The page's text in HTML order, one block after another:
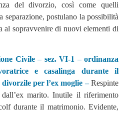
del divorzio, così come quelli
separazione, postulano la possibilità
al sopravvenire di nuovi elementi di
Civile – sez. VI-1 – ordinanza
e casalinga durante il
per l’ex moglie –Respinte
marito. Inutile il riferimento
durante il matrimonio. Evidente,